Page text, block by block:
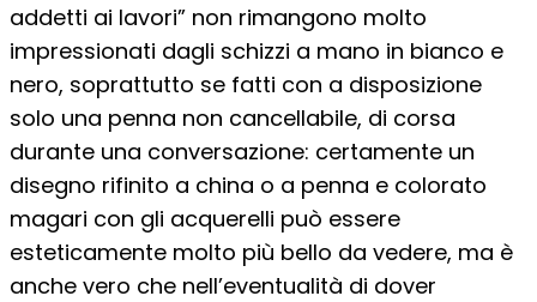
addetti ai lavori” non rimangono molto
impressionati dagli schizzi a mano in bianco e
nero, soprattutto se fatti con a disposizione
solo una penna non cancellabile, di corsa
durante una conversazione: certamente un
disegno rifinito a china o a penna e colorato
magari con gli acquerelli può essere
esteticamente molto più bello da vedere, ma è
anche vero che nell’eventualità di dover